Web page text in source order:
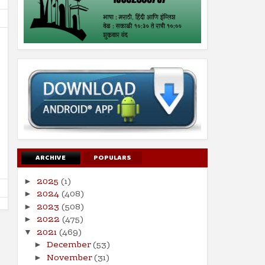
Jun
इस्लामोफोबिक ‘हमारे बारा’ चित्रपटाच्या
प्रदर्शनाला सर्वोच्च न्यायालयाची स्थगिती
Shodhan 6/21/2024
14 Jun
2024
ऑनलाइन जुगारामुळे आर्थिक,
समस्येसह आत्महत्यांमध्ये होतेय
Shodhan 6/14/2024
ARCHIVE POPULARS
► 2025 (1)
► 2024(408)
► 2023 (508)
► 2022 (475)
▼ 2021(469)
► December(53)
► November(31)